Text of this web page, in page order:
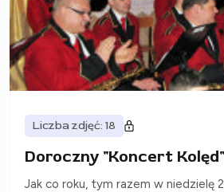
Liczba zdjęć: 18
Doroczny "Koncert Kolęd"
Jak co roku, tym razem w niedzielę